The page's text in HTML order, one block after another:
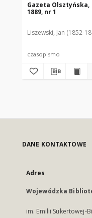
Gazeta Olsztyńska,
1889, nr 1
Liszewski, Jan (1852-
czasopismo
DANE KONTAKTOWE
Adres
Wojewódzka
im. Emilii Sukertowej-